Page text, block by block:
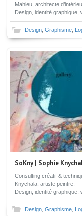
Mahieu, architecte
Design, identité graphique,
Design, Graphisme,
SoKny | Sophie
Consulting créatif &
Knychala, artiste peintre.
Design, identité graphique,
Design, Graphisme,